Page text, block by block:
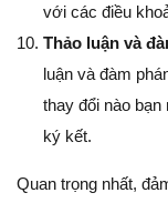
với các điều
Thảo luận và
luận và đàm
thay đổi nào
ký kết.
Quan trọng nhất,